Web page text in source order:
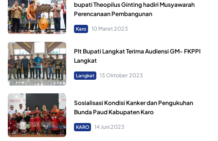
bupati Theopilus Ginting hadiri Musyawarah
Perencanaan Pembangunan
Karo 10 Maret 2023
Plt Bupati Langkat Terima Audiensi GM- FKPPI
Langkat
Langkat 13 Oktober 2023
Sosialisasi Kondisi Kanker dan Pengukuhan
Bunda Paud Kabupaten Karo
KARO 14 Juni 2023